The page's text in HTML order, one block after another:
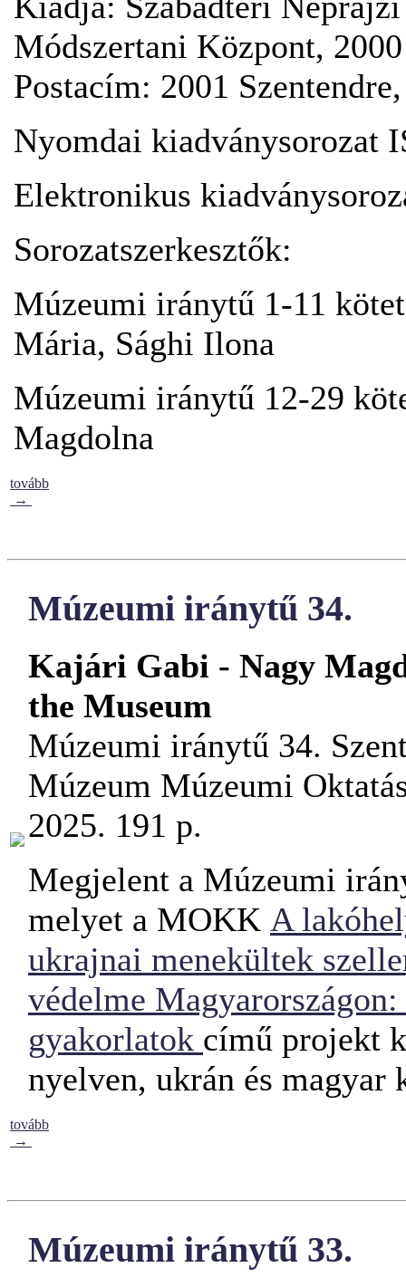
Módszertani Központ,
Postacím: 2001
Nyomdai kiadványsorozat
Elektronikus
Sorozatszerkesztők:
Múzeumi iránytű 1-11
Mária, Sághi Ilona
Múzeumi iránytű 12-29
Magdolna
tovább
→
Múzeumi iránytű 34.
Kajári Gabi - Nagy
the Museum
Múzeumi iránytű 34.
Múzeum Múzeumi
2025. 191 p.
Megjelent a Múzeumi
melyet a MOKK A
ukrajnai menekültek
védelme
gyakorlatok című projekt
nyelven, ukrán és magyar
tovább
→
Múzeumi iránytű 33.